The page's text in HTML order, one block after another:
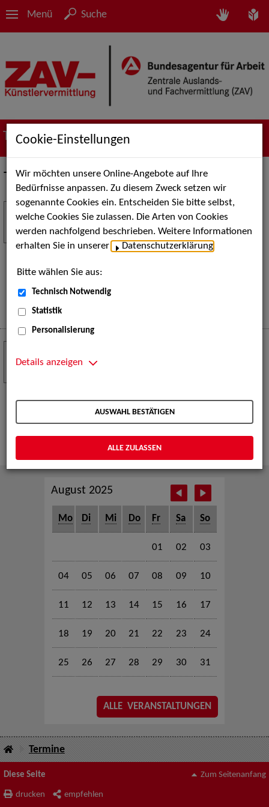
Menü Suche
Termine
Termine
Stuttgart Street Art
Kunst, Live-Acts und Aktionen für Kinder und
Familien. Die Stuttgart Street Art verwandelt den
eine große Open-Air-Bühne voller Akrobatik, Tanz,
Musik und beeindruckender Live-Performances.
Mehr
18
JUL
Serienfestival Weimar
TeleVisionale – Film- und Serienfestival in Weimar
und Eventpartnerin des Crew Call Weimar.
Mehr
NOV
August 2025
Mo Di Mi Do Fr Sa So
01 02 03
04 05 06 07 08 09 10
11 12 13 14 15 16 17
18 19 20 21 22 23 24
25 26 27 28 29 30 31
ALLE VERANSTALTUNGEN
Termine
Diese Seite
drucken empfehlen
Zum Seitenanfang
Cookie-Einstellungen
Wir möchten unsere Online-Angebote auf Ihre
Bedürfnisse anpassen. Zu diesem Zweck setzen wir
sogenannte Cookies ein. Entscheiden Sie bitte selbst,
welche Cookies Sie zulassen. Die Arten von Cookies
werden nachfolgend beschrieben. Weitere Informationen
erhalten Sie in unserer
Datenschutzerklärung
Bitte wählen Sie aus:
Technisch Notwendig
Statistik
Personalisierung
Details anzeigen
AUSWAHL BESTÄTIGEN
ALLE ZULASSEN